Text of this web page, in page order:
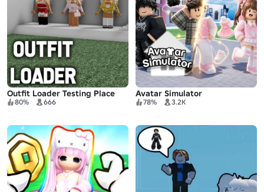
Outfit Loader Testing Place
80% 666
Avatar Simulator
78% 3.2K